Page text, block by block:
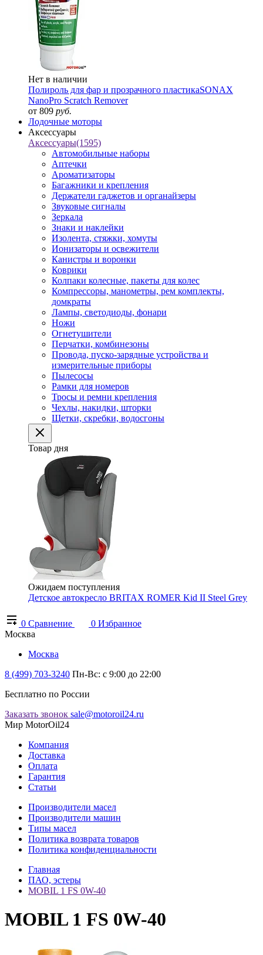
Нет в наличии
Полироль для фар и прозрачного пластикаSONAX
NanoPro Scratch Remover
от 809 руб.
Лодочные моторы
Аксессуары
Аксессуары(1595)
Автомобильные наборы
Аптечки
Ароматизаторы
Багажники и крепления
Держатели гаджетов и органайзеры
Звуковые сигналы
Зеркала
Знаки и наклейки
Изолента, стяжки, хомуты
Ионизаторы и освежители
Канистры и воронки
Коврики
Колпаки колесные, пакеты для колес
Компрессоры, манометры, рем комплекты,
домкраты
Лампы, светодиоды, фонари
Ножи
Огнетушители
Перчатки, комбинезоны
Провода, пуско-зарядные устройства и
измерительные приборы
Пылесосы
Рамки для номеров
Тросы и ремни крепления
Чехлы, накидки, шторки
Щетки, скребки, водосгоны
Товар дня
Ожидаем поступления
Детское автокресло BRITAX ROMER Kid II Steel Grey
0 Сравнение 0 Избранное
Москва
Москва
8 (499) 703-3240 Пн-Вс: с 9:00 до 22:00
Бесплатно по России
Заказать звонок sale@motoroil24.ru
Мир MotorOil24
Компания
Доставка
Оплата
Гарантия
Статьи
Производители масел
Производители машин
Типы масел
Политика возврата товаров
Политика конфиденциальности
Главная
ПАО, эстеры
MOBIL 1 FS 0W-40
MOBIL 1 FS 0W-40